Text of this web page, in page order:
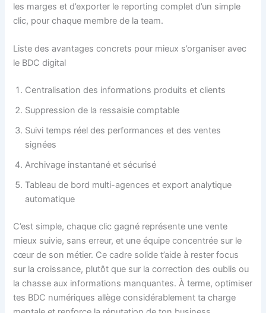
les marges et d’exporter le reporting complet d’un simple
clic, pour chaque membre de la team.
Liste des avantages concrets pour mieux s’organiser avec
le BDC digital
Centralisation des informations produits et clients
Suppression de la ressaisie comptable
Suivi temps réel des performances et des ventes
signées
Archivage instantané et sécurisé
Tableau de bord multi-agences et export analytique
automatique
C’est simple, chaque clic gagné représente une vente
mieux suivie, sans erreur, et une équipe concentrée sur le
cœur de son métier. Ce cadre solide t’aide à rester focus
sur la croissance, plutôt que sur la correction des oublis ou
la chasse aux informations manquantes. À terme, optimiser
tes BDC numériques allège considérablement ta charge